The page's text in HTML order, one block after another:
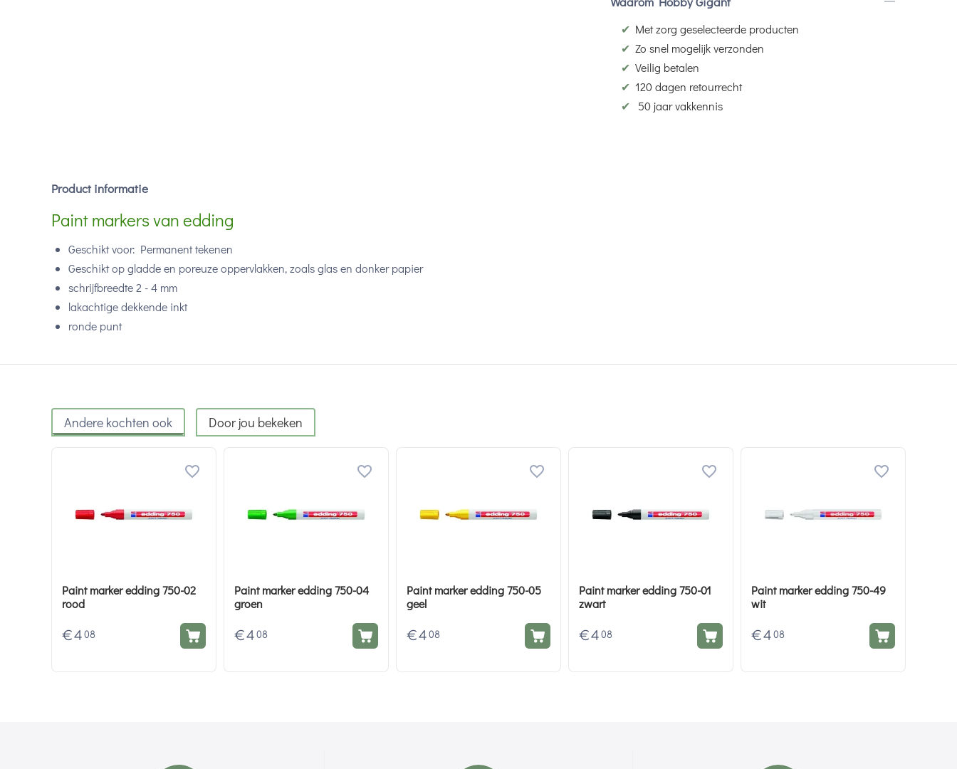
✔ Met zorg geselecteerde producten
✔ Zo snel mogelijk verzonden
✔ Veilig betalen
✔ 120 dagen retourrecht
✔
50 jaar vakkennis
Product informatie
Paint markers van edding
Geschikt voor: Permanent tekenen
Geschikt op gladde en poreuze oppervlakken, zoals glas en donker papier
schrijfbreedte 2 - 4 mm
lakachtige dekkende inkt
ronde punt
Andere kochten ook Door jou bekeken
Paint marker edding 750-02
rood
€4 08
Paint marker edding 750-04
groen
€4 08
Paint marker edding 750-05
geel
€4 08
Paint marker edding 750-01
zwart
€4 08
Paint marker edding 750-49
wit
€4 08